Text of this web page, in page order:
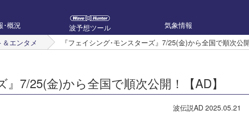
･概況 波予想ツール
気象情報
＆エンタメ 『フェイシング･モンスターズ』7/25(金)から全国で順次公
7/25(金)から全国で順次公開！【AD】
波伝説AD 2025.05.21